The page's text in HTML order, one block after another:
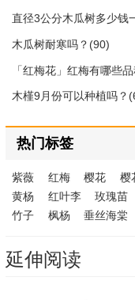
直径3公分木瓜树多少钱
木瓜树耐寒吗？(90)
「红梅花」红梅有哪些
木槿9月份可以种植吗？
热门标签
紫薇 红梅 樱花 樱
黄杨
红叶李 玫瑰苗
竹子
枫杨 垂丝海棠
延伸阅读